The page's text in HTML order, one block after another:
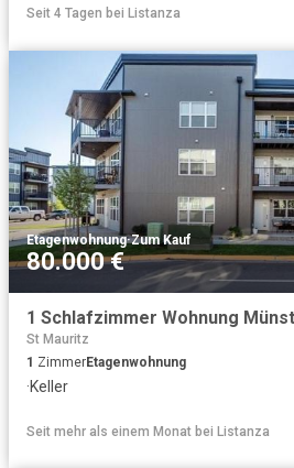
Seit 4 Tagen bei Listanza
Etagenwohnung·Zum Kauf
80.000 €
St Mauritz
1 ZimmerEtagenwohnung
·Keller
Seit mehr als einem Monat bei Listanza